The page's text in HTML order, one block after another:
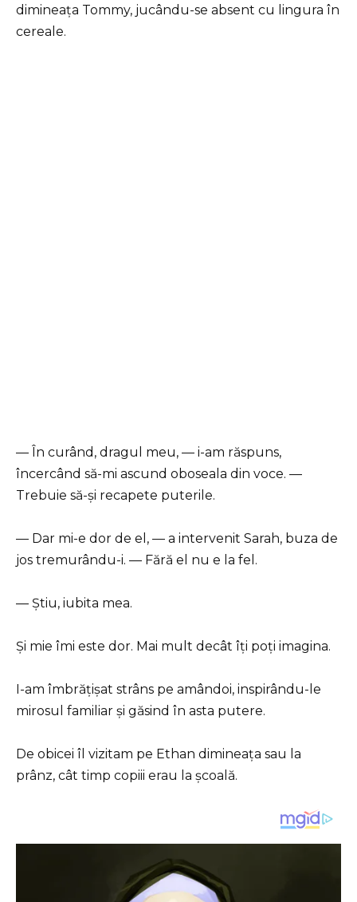
dimineața Tommy, jucându-se absent cu lingura în
cereale.
— În curând, dragul meu, — i-am răspuns,
încercând să-mi ascund oboseala din voce. —
Trebuie să-și recapete puterile.
— Dar mi-e dor de el, — a intervenit Sarah, buza de
jos tremurându-i. — Fără el nu e la fel.
— Știu, iubita mea.
Și mie îmi este dor. Mai mult decât îți poți imagina.
I-am îmbrățișat strâns pe amândoi, inspirându-le
mirosul familiar și găsind în asta putere.
De obicei îl vizitam pe Ethan dimineața sau la
prânz, cât timp copiii erau la școală.